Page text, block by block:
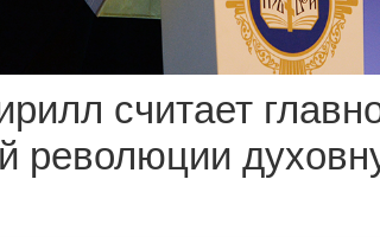
считает
революции